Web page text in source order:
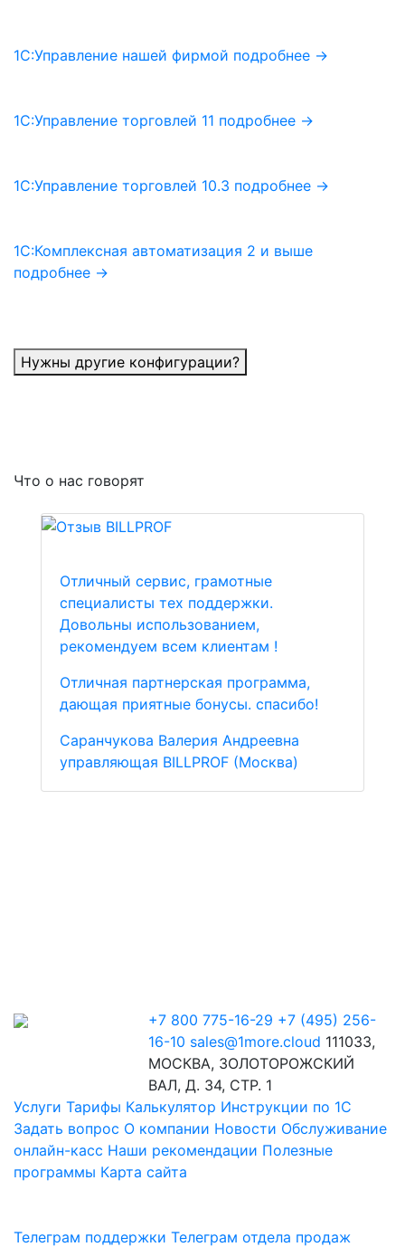
1С:Управление нашей фирмой подробнее →
1С:Управление торговлей 11 подробнее →
1С:Управление торговлей 10.3 подробнее →
1С:Комплексная автоматизация 2 и выше
подробнее →
Нужны другие конфигурации?
Что о нас говорят
Отличный сервис, грамотные
специалисты тех поддержки.
Довольны использованием,
рекомендуем всем клиентам !
Отличная партнерская программа,
дающая приятные бонусы. спасибо!
Саранчукова Валерия Андреевна
управляющая BILLPROF (Москва)
+7 800 775-16-29 +7 (495) 256-
16-10 sales@1more.cloud 111033,
МОСКВА, ЗОЛОТОРОЖСКИЙ
ВАЛ, Д. 34, СТР. 1
Услуги Тарифы Калькулятор Инструкции по 1C
Задать вопрос О компании Новости Обслуживание
онлайн-касс Наши рекомендации Полезные
программы Карта сайта
Телеграм поддержки Телеграм отдела продаж